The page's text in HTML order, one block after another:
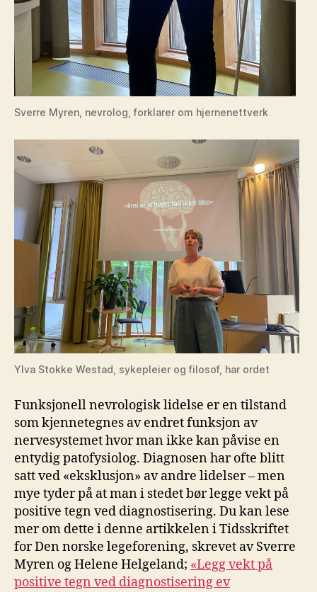
Sverre Myren, nevrolog, forklarer om hjernenettverk
Ylva Stokke Westad, sykepleier og filosof, har ordet
Funksjonell nevrologisk lidelse er en tilstand
som kjennetegnes av endret funksjon av
nervesystemet hvor man ikke kan påvise en
entydig patofysiolog. Diagnosen har ofte blitt
satt ved «eksklusjon» av andre lidelser – men
mye tyder på at man i stedet bør legge vekt på
positive tegn ved diagnostisering. Du kan lese
mer om dette i denne artikkelen i Tidsskriftet
for Den norske legeforening, skrevet av Sverre
Myren og Helene Helgeland; «Legg vekt på
positive tegn ved diagnostisering ev